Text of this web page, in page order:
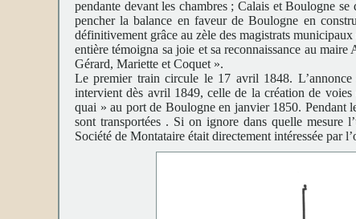
pendante devant les chambres ; Calais et Boulogne
pencher la balance en faveur de Boulogne en
définitivement grâce au zèle des magistrats
entière témoigna sa joie et sa reconnaissance au
Gérard, Mariette et Coquet ».
Le premier train circule le 17 avril 1848.
intervient dès avril 1849, celle de la création de
quai » au port de Boulogne en janvier 1850. Pendant
sont transportées . Si on ignore dans quelle mesure
Société de Montataire était directement intéressée par